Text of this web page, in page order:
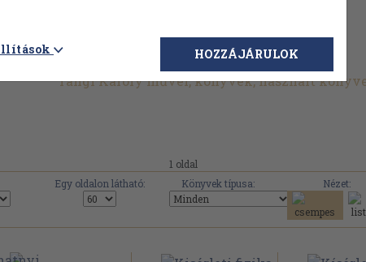
Tangl Károly művei, könyvek, használt
1 oldal
Egy oldalon látható: Könyvek típusa:
Nézet:
HOZZÁJÁRULOK